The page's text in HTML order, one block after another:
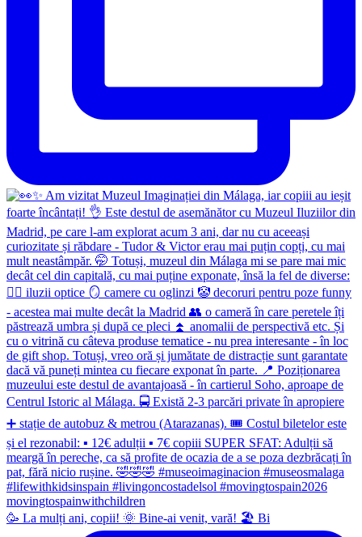
🥳 La mulți ani, copii! 🌞 Bine-ai venit, vară! 🏖 Bi